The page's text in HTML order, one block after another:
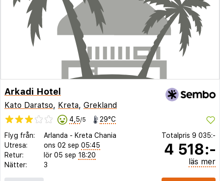
Arkadi Hotel
Kato Daratso, Kreta, Grekland
4,5/5 29°C
Flyg från: Arlanda - Kreta Chania
Utresa:
ons 02 sep 05:45
Retur:
lör 05 sep 18:20
Nätter:
3
Totalpris 9 035:-
4 518:-
läs mer